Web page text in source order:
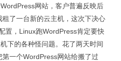
网站，客户普遍反映后
了一台新的云主机，这次下决心
置，Linux跑WordPress肯定要快
下的各种怪问题。花了两天时间
一个WordPress网站给搬了过